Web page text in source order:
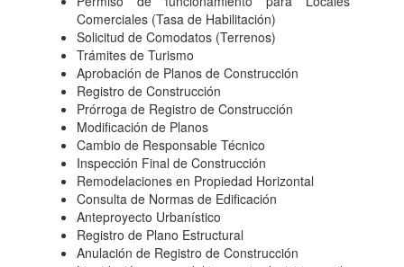
Comerciales (Tasa de Habilitación)
Solicitud de Comodatos (Terrenos)
Trámites de Turismo
Aprobación de Planos de Construcción
Registro de Construcción
Prórroga de Registro de Construcción
Modificación de Planos
Cambio de Responsable Técnico
Inspección Final de Construcción
Remodelaciones en Propiedad Horizontal
Consulta de Normas de Edificación
Anteproyecto Urbanístico
Registro de Plano Estructural
Anulación de Registro de Construcción